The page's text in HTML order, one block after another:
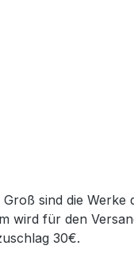
wird für den
30€.